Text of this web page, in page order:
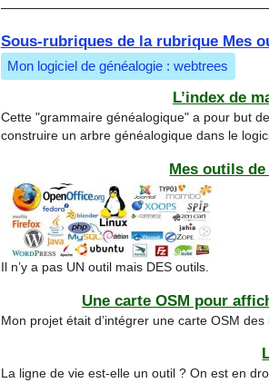
Sous-rubriques de la rubrique Mes
Mon logiciel de généalogie : webtrees
L’index de
Cette "grammaire généalogique" a pour but
construire un arbre généalogique dans le
Mes outils
Il n’y a pas UN outil mais DES outils.
Une carte OSM pour
Mon projet était d’intégrer une carte OSM
La ligne de vie est-elle un outil ? On est en